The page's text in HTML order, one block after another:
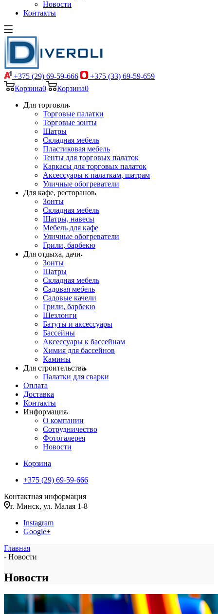
Новости
Контакты
+375 (29) 69-59-666
+375 (33) 69-59-659
Корзина0 Корзина0
Для торговли
Торговые палатки
Торговые зонты
Шатры
Складная мебель
Пластиковая мебель
Тенты для торговых палаток
Каркасы для торговых палаток
Аксессуары к палаткам, шатрам
Уличные обогреватели
Для кафе, ресторанов
Зонты
Складная мебель
Шатры, навесы
Мебель для кафе
Уличные обогреватели
Грили, барбекю
Для отдыха, дачи
Зонты
Шатры
Складная мебель
Садовая мебель
Садовые качели
Грили, барбекю
Шезлонги
Батуты и аксессуары
Бассейны
Аксессуары к бассейнам
Химия для бассейнов
Камины
Для строительства
Палатки для сварки
Оплата
Доставка
Контакты
Информация
О компании
Сотрудничество
Фотогалерея
Новости
Корзина
+375 (29) 69-59-666
Контактная информация
г. Минск, ул. Малая 1-8
Instagram
Google+
Главная
- Новости
Новости